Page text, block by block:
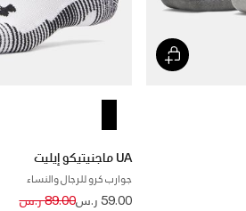
UA ماجنيتيكو إيليت
جوارب كرو للرجال والنساء
59.00 ر.سPrice reduced from
89.00 ر.سto